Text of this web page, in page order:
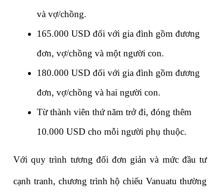
và vợ/chồng.
165.000 USD đối với gia đình gồm đương
đơn, vợ/chồng và một người con.
180.000 USD đối với gia đình gồm đương
đơn, vợ/chồng và hai người con.
10.000 USD cho mỗi người phụ thuộc.
Với quy trình tương đối đơn giản và mức đầu tư
cạnh tranh, chương trình hộ chiếu Vanuatu thường